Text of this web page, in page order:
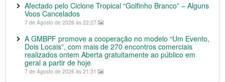
Afectado pelo Ciclone Tropical “Golfinho Branco” – Alguns
Voos Cancelados
7 de Agosto de 2026 às 22:27
A GMBPF promove a cooperação no modelo “Um Evento,
Dois Locais”, com mais de 270 encontros comerciais
realizados ontem Aberta gratuitamente ao público em
geral a partir de hoje
7 de Agosto de 2026 às 21:31